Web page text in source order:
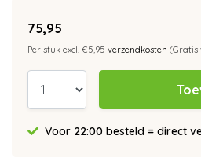
75,95
Per stuk excl. €5,95 verzendkosten (Gratis
Voor 22:00 besteld = direct